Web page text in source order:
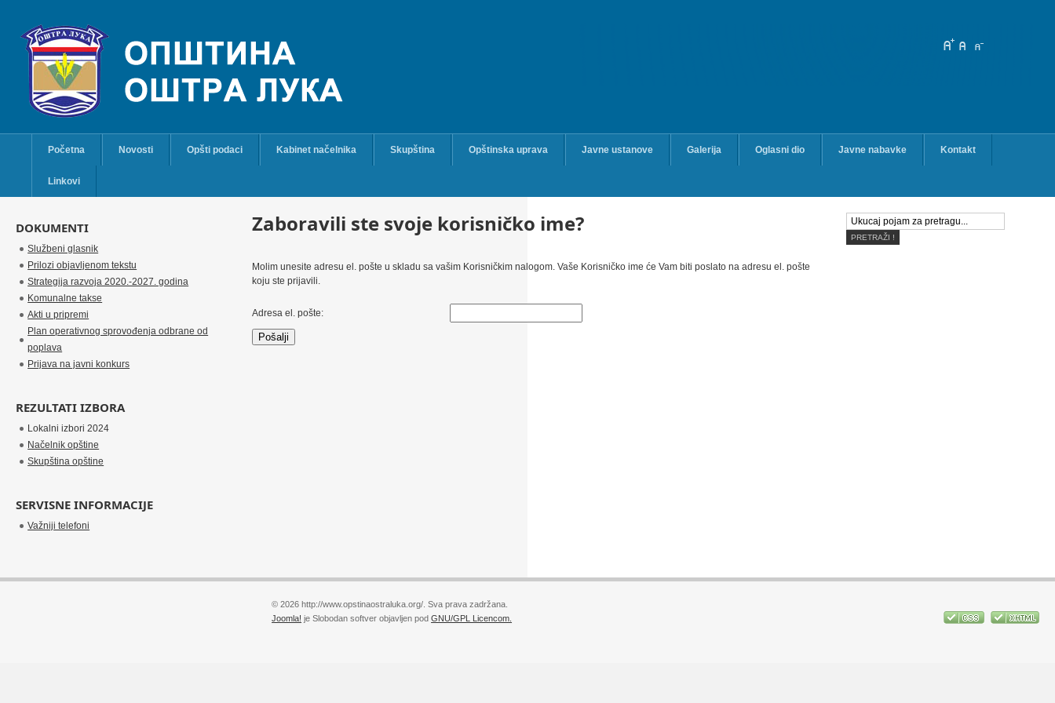
Početna Novosti Opšti podaci Kabinet načelnika Skupština Opštinska uprava Javne ustanove Galerija Oglasni dio Javne nabavke Kontakt
Linkovi
Zaboravili ste svoje korisničko ime?
Molim unesite adresu el. pošte u skladu sa vašim Korisničkim nalogom. Vaše Korisničko ime će Vam biti poslato na adresu el. pošte
koju ste prijavili.
Adresa el. pošte:
Pošalji
DOKUMENTI
Službeni glasnik
Prilozi objavljenom tekstu
Strategija razvoja 2020.-2027. godina
Komunalne takse
Akti u pripremi
Plan operativnog sprovođenja odbrane od
poplava
Prijava na javni konkurs
REZULTATI IZBORA
Lokalni izbori 2024
Načelnik opštine
Skupština opštine
SERVISNE INFORMACIJE
Važniji telefoni
© 2026 http://www.opstinaostraluka.org/. Sva prava zadržana.
Joomla! je Slobodan softver objavljen podGNU/GPL Licencom.